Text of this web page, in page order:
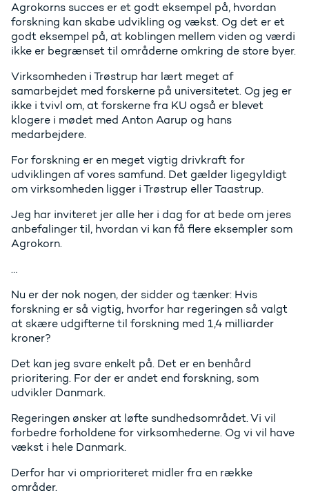
Agrokorns succes er et godt eksempel på, hvordan
forskning kan skabe udvikling og vækst. Og det er et
godt eksempel på, at koblingen mellem viden og værdi
ikke er begrænset til områderne omkring de store byer.
Virksomheden i Trøstrup har lært meget af
samarbejdet med forskerne på universitetet. Og jeg er
ikke i tvivl om, at forskerne fra KU også er blevet
klogere i mødet med Anton Aarup og hans
medarbejdere.
For forskning er en meget vigtig drivkraft for
udviklingen af vores samfund. Det gælder ligegyldigt
om virksomheden ligger i Trøstrup eller Taastrup.
Jeg har inviteret jer alle her i dag for at bede om jeres
anbefalinger til, hvordan vi kan få flere eksempler som
Agrokorn.
…
Nu er der nok nogen, der sidder og tænker: Hvis
forskning er så vigtig, hvorfor har regeringen så valgt
at skære udgifterne til forskning med 1,4 milliarder
kroner?
Det kan jeg svare enkelt på. Det er en benhård
prioritering. For der er andet end forskning, som
udvikler Danmark.
Regeringen ønsker at løfte sundhedsområdet. Vi vil
forbedre forholdene for virksomhederne. Og vi vil have
vækst i hele Danmark.
Derfor har vi omprioriteret midler fra en række
områder.